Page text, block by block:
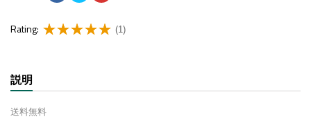
Rating: (1)
説明
送料無料